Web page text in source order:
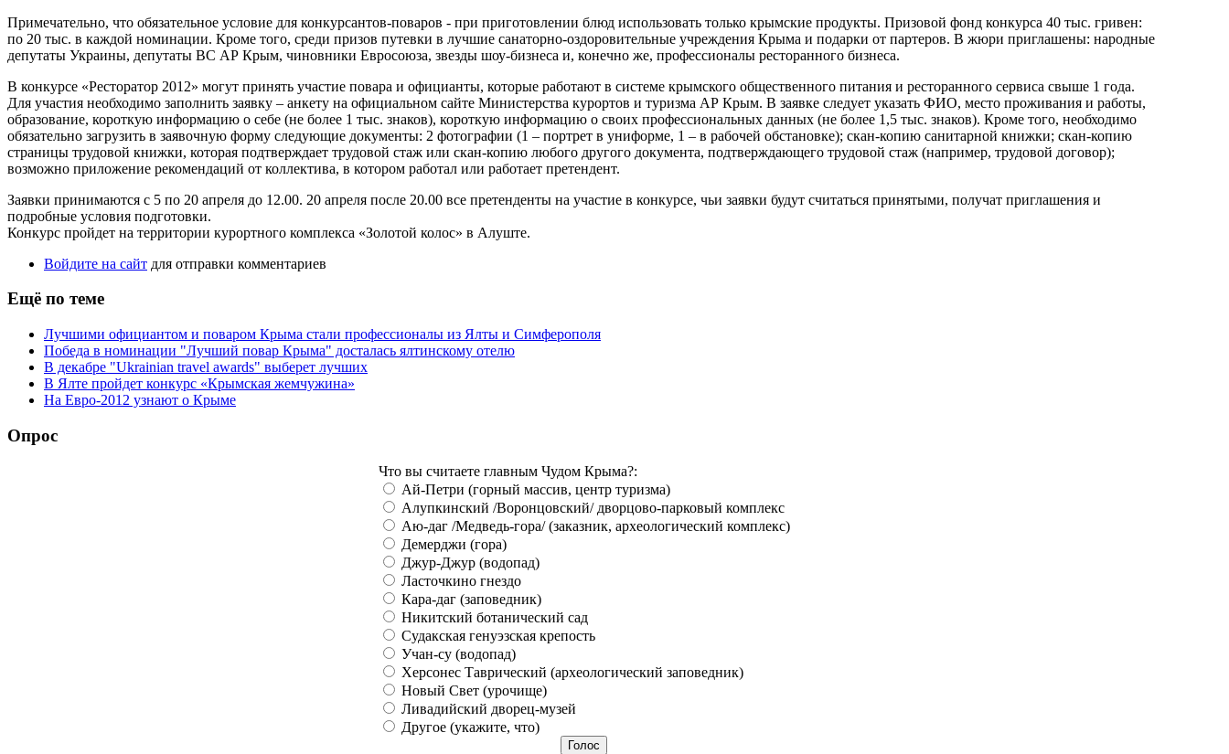
Примечательно, что обязательное условие для конкурсантов-поваров - при приготовлении блюд использовать только крымские продукты. Призовой фонд конкурса 40 тыс. гривен:
по 20 тыс. в каждой номинации. Кроме того, среди призов путевки в лучшие санаторно-оздоровительные учреждения Крыма и подарки от партеров. В жюри приглашены: народные
депутаты Украины, депутаты ВС АР Крым, чиновники Евросоюза, звезды шоу-бизнеса и, конечно же, профессионалы ресторанного бизнеса.
В конкурсе «Ресторатор 2012» могут принять участие повара и официанты, которые работают в системе крымского общественного питания и ресторанного сервиса свыше 1 года.
Для участия необходимо заполнить заявку – анкету на официальном сайте Министерства курортов и туризма АР Крым. В заявке следует указать ФИО, место проживания и работы,
образование, короткую информацию о себе (не более 1 тыс. знаков), короткую информацию о своих профессиональных данных (не более 1,5 тыс. знаков). Кроме того, необходимо
обязательно загрузить в заявочную форму следующие документы: 2 фотографии (1 – портрет в униформе, 1 – в рабочей обстановке); скан-копию санитарной книжки; скан-копию
страницы трудовой книжки, которая подтверждает трудовой стаж или скан-копию любого другого документа, подтверждающего трудовой стаж (например, трудовой договор);
возможно приложение рекомендаций от коллектива, в котором работал или работает претендент.
Заявки принимаются с 5 по 20 апреля до 12.00. 20 апреля после 20.00 все претенденты на участие в конкурсе, чьи заявки будут считаться принятыми, получат приглашения и
подробные условия подготовки.
Конкурс пройдет на территории курортного комплекса «Золотой колос» в Алуште.
Войдите на сайт для отправки комментариев
Ещё по теме
Лучшими официантом и поваром Крыма стали профессионалы из Ялты и Симферополя
Победа в номинации "Лучший повар Крыма" досталась ялтинскому отелю
В декабре "Ukrainian travel awards" выберет лучших
В Ялте пройдет конкурс «Крымская жемчужина»
На Евро-2012 узнают о Крыме
Опрос
Что вы считаете главным Чудом Крыма?:
Ай-Петри (горный массив, центр туризма)
Алупкинский /Воронцовский/ дворцово-парковый комплекс
Аю-даг /Медведь-гора/ (заказник, археологический комплекс)
Демерджи (гора)
Джур-Джур (водопад)
Ласточкино гнездо
Кара-даг (заповедник)
Никитский ботанический сад
Судакская генуэзская крепость
Учан-су (водопад)
Херсонес Таврический (археологический заповедник)
Новый Свет (урочище)
Ливадийский дворец-музей
Другое (укажите, что)